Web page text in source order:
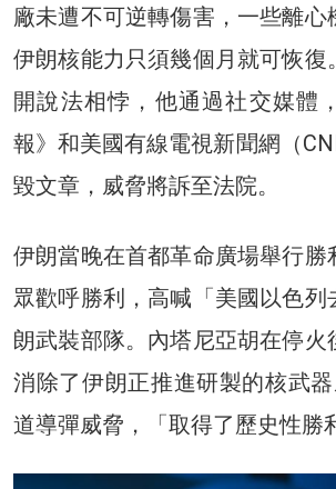
廠未遭不可逆轉傷害，一些離心
伊朗核能力只須幾個月就可恢復
開說法相悖，他通過社交媒體
報》和美國有線電視新聞網（
毀文章，威脅將訴至法院。
伊朗當晚在首都革命廣場舉行勝
眾歡呼勝利，高喊「美國以色列
朗武裝部隊。內塔尼亞胡在停火
消除了伊朗正推進研製的核武
道導彈威脅，「取得了歷史性勝